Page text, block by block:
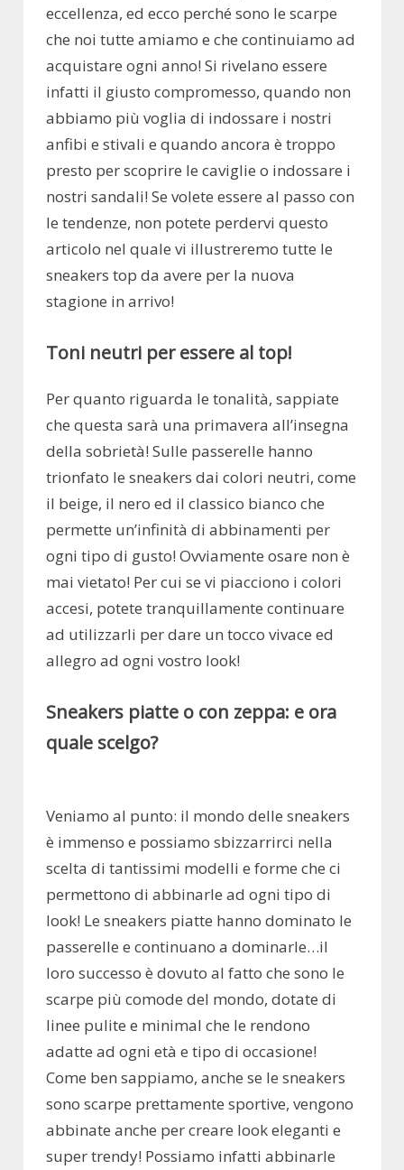
eccellenza, ed ecco perché sono le scarpe
che noi tutte amiamo e che continuiamo ad
acquistare ogni anno! Si rivelano essere
infatti il giusto compromesso, quando non
abbiamo più voglia di indossare i nostri
anfibi e stivali e quando ancora è troppo
presto per scoprire le caviglie o indossare i
nostri sandali! Se volete essere al passo con
le tendenze, non potete perdervi questo
articolo nel quale vi illustreremo tutte le
sneakers top da avere per la nuova
stagione in arrivo!
Toni neutri per essere al top!
Per quanto riguarda le tonalità, sappiate
che questa sarà una primavera all’insegna
della sobrietà! Sulle passerelle hanno
trionfato le sneakers dai colori neutri, come
il beige, il nero ed il classico bianco che
permette un’infinità di abbinamenti per
ogni tipo di gusto! Ovviamente osare non è
mai vietato! Per cui se vi piacciono i colori
accesi, potete tranquillamente continuare
ad utilizzarli per dare un tocco vivace ed
allegro ad ogni vostro look!
Sneakers piatte o con zeppa: e ora
quale scelgo?
Veniamo al punto: il mondo delle sneakers
è immenso e possiamo sbizzarrirci nella
scelta di tantissimi modelli e forme che ci
permettono di abbinarle ad ogni tipo di
look! Le sneakers piatte hanno dominato le
passerelle e continuano a dominarle…il
loro successo è dovuto al fatto che sono le
scarpe più comode del mondo, dotate di
linee pulite e minimal che le rendono
adatte ad ogni età e tipo di occasione!
Come ben sappiamo, anche se le sneakers
sono scarpe prettamente sportive, vengono
abbinate anche per creare look eleganti e
super trendy! Possiamo infatti abbinarle